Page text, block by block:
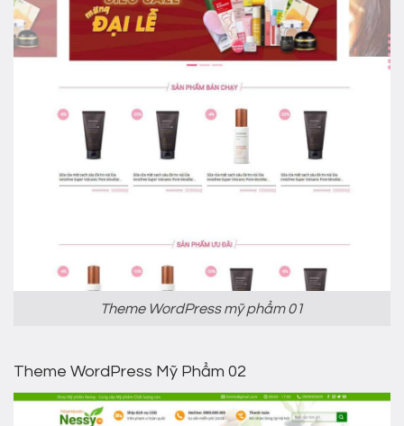
Theme WordPress mỹ phẩm 01
Theme WordPress Mỹ Phẩm 02